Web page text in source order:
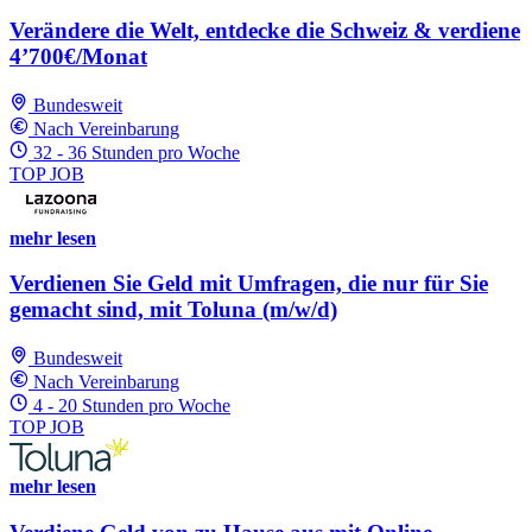
Verändere die Welt, entdecke die Schweiz & verdiene
4’700€/Monat
Bundesweit
Nach Vereinbarung
32 - 36 Stunden pro Woche
TOP JOB
mehr lesen
Verdienen Sie Geld mit Umfragen, die nur für Sie
gemacht sind, mit Toluna (m/w/d)
Bundesweit
Nach Vereinbarung
4 - 20 Stunden pro Woche
TOP JOB
mehr lesen